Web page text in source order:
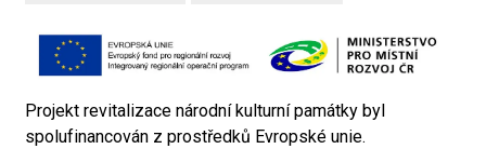
Projekt revitalizace národní kulturní památky byl
spolufinancován z prostředků Evropské unie.